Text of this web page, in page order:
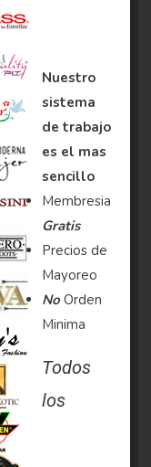
Nuestro
sistema
de trabajo
es el mas
sencillo
Membresia
Gratis
Precios de
Mayoreo
No Orden
Minima
Todos
los